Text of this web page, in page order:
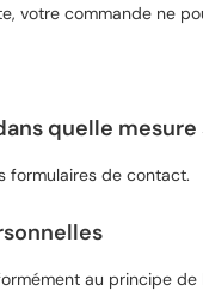
votre commande ne
quelle
formulaires de contact.
au principe de